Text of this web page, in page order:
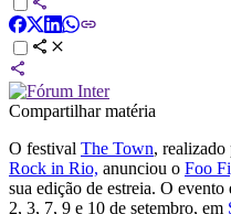
Compartilhar matéria
O festival The Town, realizado
Rock in Rio, anunciou o Foo
sua edição de estreia. O
2, 3, 7, 9 e 10 de setembro, em